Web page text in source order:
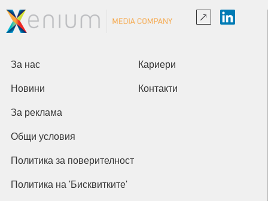
За нас Кариери
Новини Контакти
За реклама
Общи условия
Политика за поверителност
Политика на 'Бисквитките'